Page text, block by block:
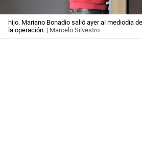
hijo. Mariano Bonadio salió ayer al mediodía
la operación. | Marcelo Silvestro